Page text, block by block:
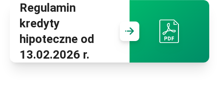
Regulamin
kredyty
hipoteczne od
13.02.2026 r.
Przejdź do